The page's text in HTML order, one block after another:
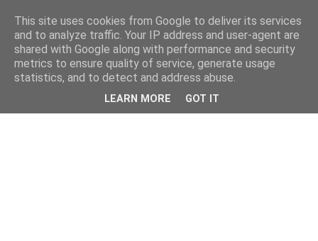
This site uses cookies from Google to deliver its services
and to analyze traffic. Your IP address and user-agent are
shared with Google along with performance and security
metrics to ensure quality of service, generate usage
statistics, and to detect and address abuse.
LEARN MORE GOT IT